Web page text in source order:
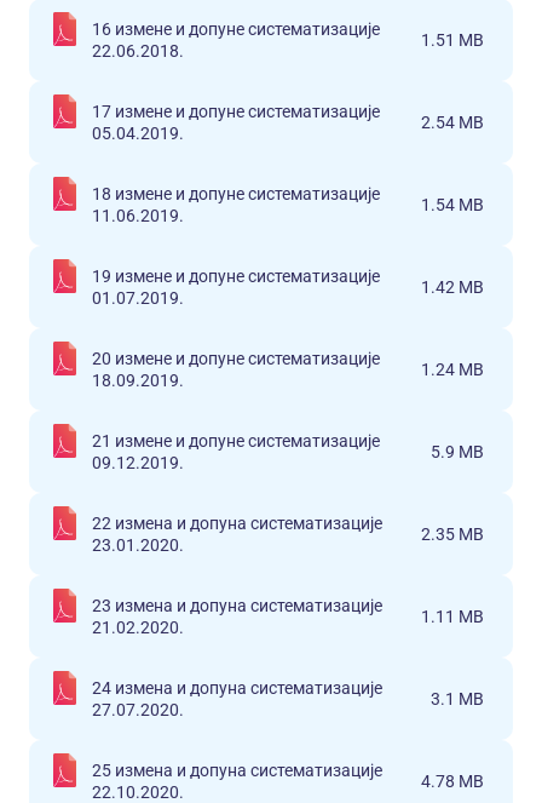
16 измене и допуне систематизације
22.06.2018.
1.51 MB
17 измене и допуне систематизације
05.04.2019.
2.54 MB
18 измене и допуне систематизације
11.06.2019.
1.54 MB
19 измене и допуне систематизације
01.07.2019.
1.42 MB
20 измене и допуне систематизације
18.09.2019.
1.24 MB
21 измене и допуне систематизације
09.12.2019.
5.9 MB
22 измена и допуна систематизације
23.01.2020.
2.35 MB
23 измена и допуна систематизације
21.02.2020.
1.11 MB
24 измена и допуна систематизације
27.07.2020.
3.1 MB
25 измена и допуна систематизације
22.10.2020.
4.78 MB